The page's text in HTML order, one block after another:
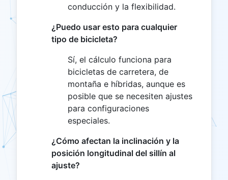
conducción y la flexibilidad.
¿Puedo usar esto para cualquier
tipo de bicicleta?
Sí, el cálculo funciona para
bicicletas de carretera, de
montaña e híbridas, aunque es
posible que se necesiten ajustes
para configuraciones
especiales.
¿Cómo afectan la inclinación y la
posición longitudinal del sillín al
ajuste?